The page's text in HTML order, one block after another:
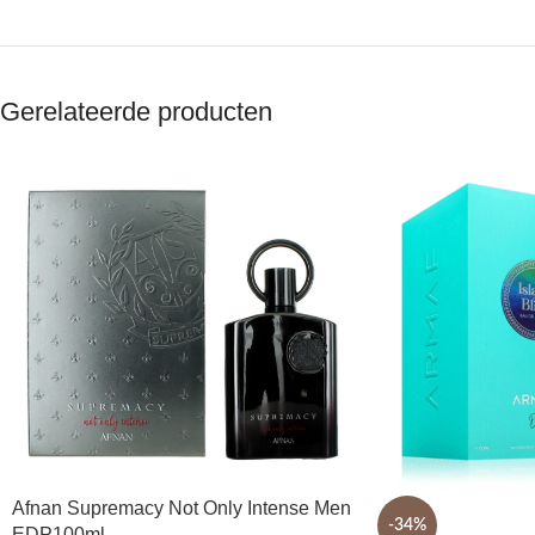
Gerelateerde producten
Afnan Supremacy Not Only Intense Men
-34%